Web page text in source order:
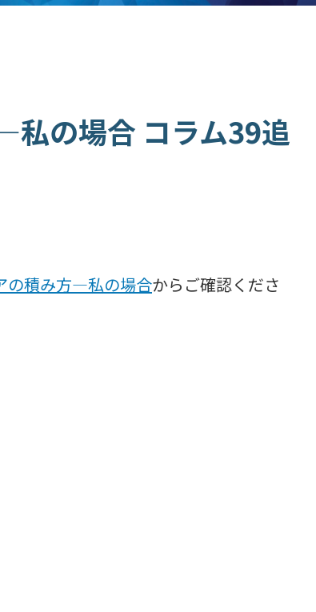
の場合 コラム39追
の積み方―私の場合からご確認くださ